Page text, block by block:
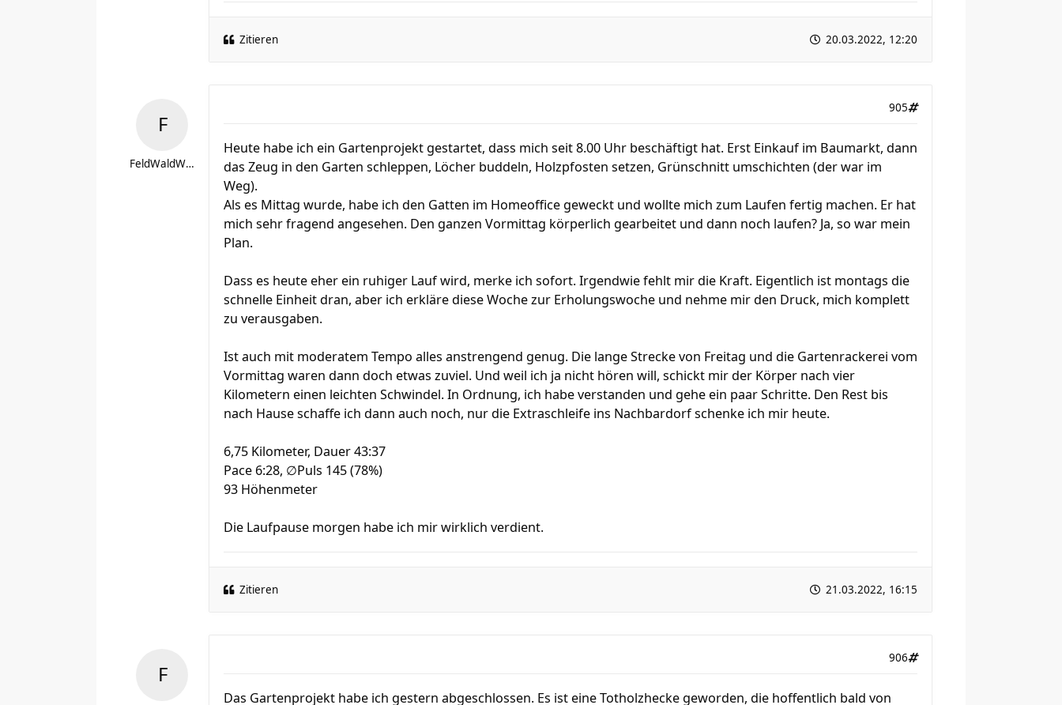
Zitieren 20.03.2022, 12:20
FeldWaldWiese
905
Heute habe ich ein Gartenprojekt gestartet, dass mich seit 8.00 Uhr beschäftigt hat. Erst Einkauf im Baumarkt, dann
das Zeug in den Garten schleppen, Löcher buddeln, Holzpfosten setzen, Grünschnitt umschichten (der war im
Weg).
Als es Mittag wurde, habe ich den Gatten im Homeoffice geweckt und wollte mich zum Laufen fertig machen. Er hat
mich sehr fragend angesehen. Den ganzen Vormittag körperlich gearbeitet und dann noch laufen? Ja, so war mein
Plan.
Dass es heute eher ein ruhiger Lauf wird, merke ich sofort. Irgendwie fehlt mir die Kraft. Eigentlich ist montags die
schnelle Einheit dran, aber ich erkläre diese Woche zur Erholungswoche und nehme mir den Druck, mich komplett
zu verausgaben.
Ist auch mit moderatem Tempo alles anstrengend genug. Die lange Strecke von Freitag und die Gartenrackerei vom
Vormittag waren dann doch etwas zuviel. Und weil ich ja nicht hören will, schickt mir der Körper nach vier
Kilometern einen leichten Schwindel. In Ordnung, ich habe verstanden und gehe ein paar Schritte. Den Rest bis
nach Hause schaffe ich dann auch noch, nur die Extraschleife ins Nachbardorf schenke ich mir heute.
6,75 Kilometer, Dauer 43:37
Pace 6:28, ∅Puls 145 (78%)
93 Höhenmeter
Die Laufpause morgen habe ich mir wirklich verdient.
Zitieren 21.03.2022, 16:15
906
Das Gartenprojekt habe ich gestern abgeschlossen. Es ist eine Totholzhecke geworden, die hoffentlich bald von